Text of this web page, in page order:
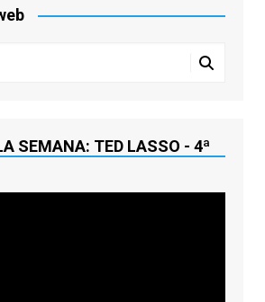
SEMANA: TED LASSO - 4ª